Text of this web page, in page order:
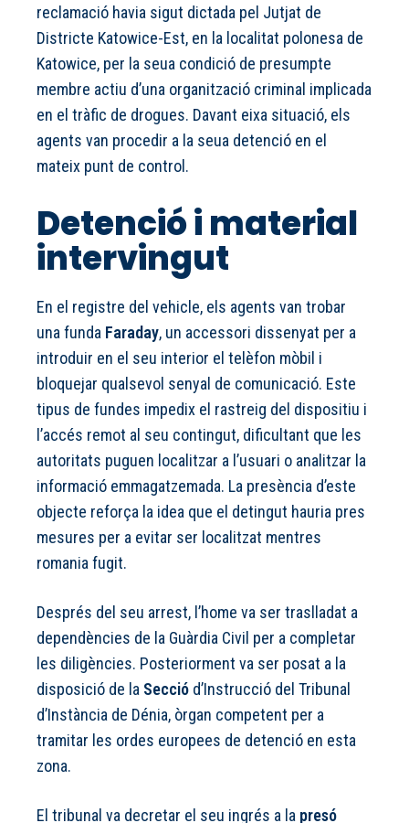
reclamació havia sigut dictada pel Jutjat de
Districte Katowice-Est, en la localitat polonesa de
Katowice, per la seua condició de presumpte
membre actiu d’una organització criminal implicada
en el tràfic de drogues. Davant eixa situació, els
agents van procedir a la seua detenció en el
mateix punt de control.
Detenció i material
intervingut
En el registre del vehicle, els agents van trobar
una funda Faraday, un accessori dissenyat per a
introduir en el seu interior el telèfon mòbil i
bloquejar qualsevol senyal de comunicació. Este
tipus de fundes impedix el rastreig del dispositiu i
l’accés remot al seu contingut, dificultant que les
autoritats puguen localitzar a l’usuari o analitzar la
informació emmagatzemada. La presència d’este
objecte reforça la idea que el detingut hauria pres
mesures per a evitar ser localitzat mentres
romania fugit.
Després del seu arrest, l’home va ser traslladat a
dependències de la Guàrdia Civil per a completar
les diligències. Posteriorment va ser posat a la
disposició de la Secció d’Instrucció del Tribunal
d’Instància de Dénia, òrgan competent per a
tramitar les ordes europees de detenció en esta
zona.
El tribunal va decretar el seu ingrés a la presó